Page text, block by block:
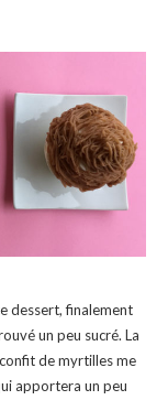
dessert, finalement
un peu sucré. La
de myrtilles me
apportera un peu